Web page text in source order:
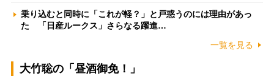
乗り込むと同時に「これが軽？」と戸惑うのには理由があっ
た 「日産ルークス」さらなる躍進…
一覧を見る
大竹聡の「昼酒御免！」